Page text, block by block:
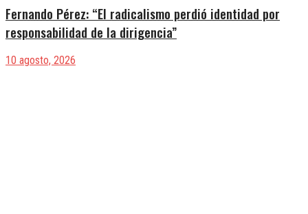
Fernando Pérez: “El radicalismo perdió identidad por
responsabilidad de la dirigencia”
10 agosto, 2026